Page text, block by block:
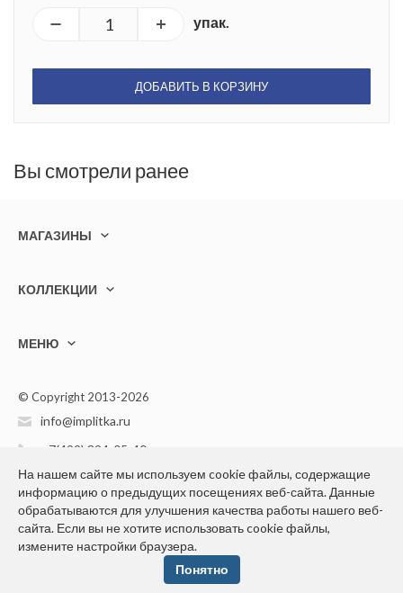
упак.
ДОБАВИТЬ В КОРЗИНУ
Вы смотрели ранее
МАГАЗИНЫ
КОЛЛЕКЦИИ
МЕНЮ
© Copyright 2013-2026
info@implitka.ru
+7(499) 394-05-40
Конфиденциальность персональной информации
На нашем сайте мы используем cookie файлы, содержащие
информацию о предыдущих посещениях веб-сайта. Данные
обрабатываются для улучшения качества работы нашего веб-
сайта. Если вы не хотите использовать cookie файлы,
измените настройки браузера.
Понятно